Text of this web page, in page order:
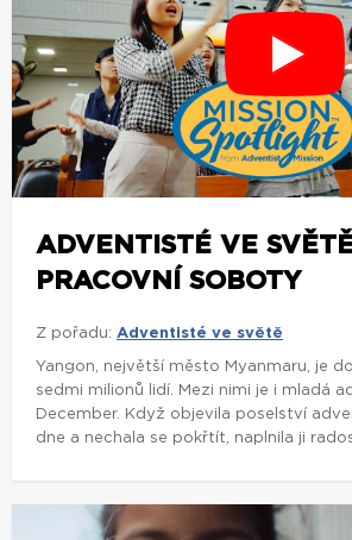
ADVENTISTÉ VE SVĚTĚ
PRACOVNÍ SOBOTY
Z pořadu: Adventisté ve světě
Yangon, největší město Myanmaru, je
sedmi milionů lidí. Mezi nimi je i mladá
December. Když objevila poselství
dne a nechala se pokřtít, naplnila ji